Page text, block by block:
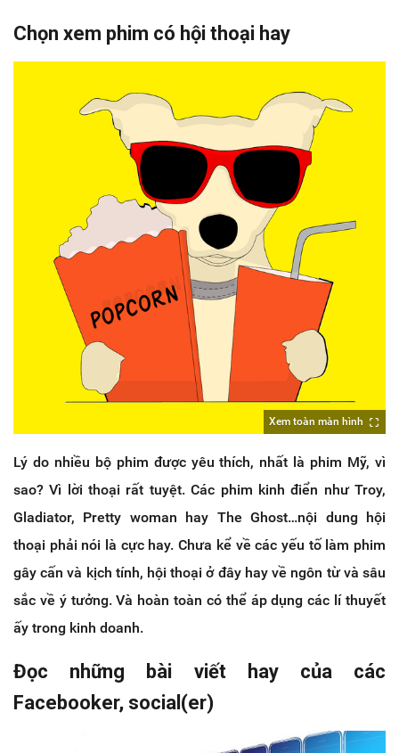
Chọn xem phim có hội thoại hay
Xem toàn màn hình
Lý do nhiều bộ phim được yêu thích, nhất là phim Mỹ, vì
sao? Vì lời thoại rất tuyệt. Các phim kinh điển như Troy,
Gladiator, Pretty woman hay The Ghost…nội dung hội
thoại phải nói là cực hay. Chưa kể về các yếu tố làm phim
gây cấn và kịch tính, hội thoại ở đây hay về ngôn từ và sâu
sắc về ý tưởng. Và hoàn toàn có thể áp dụng các lí thuyết
ấy trong kinh doanh.
Đọc những bài viết hay của các
Facebooker, social(er)